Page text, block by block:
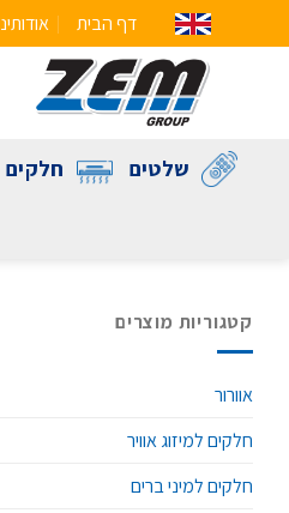
דף הבית
שלטים חלקים
קטגוריות מוצרים
אוורור
חלקים למיזוג אוויר
חלקים למיני ברים